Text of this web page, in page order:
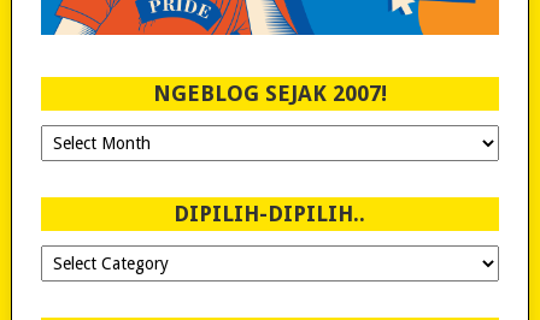
NGEBLOG SEJAK 2007!
Ngeblog
Sejak
DIPILIH-DIPILIH..
Dipilih-
dipilih..